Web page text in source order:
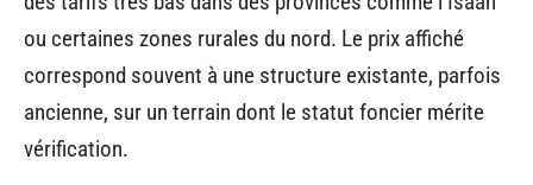
ou certaines zones rurales du nord. Le prix affiché
correspond souvent à une structure existante, parfois
ancienne, sur un terrain dont le statut foncier mérite
vérification.